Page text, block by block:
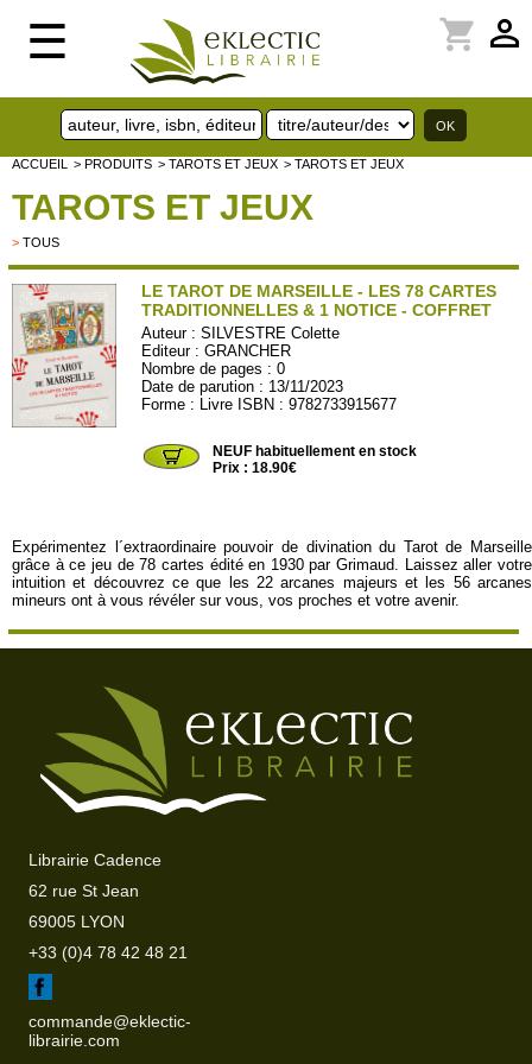
☰ perm_identity
shopping_cart
ACCUEIL > PRODUITS > TAROTS ET JEUX > TAROTS ET JEUX
TAROTS ET JEUX
> TOUS
LE TAROT DE MARSEILLE - LES 78 CARTES
TRADITIONNELLES & 1 NOTICE - COFFRET
Auteur :SILVESTRE Colette
Editeur :GRANCHER
Nombre de pages : 0
Date de parution : 13/11/2023
Forme : Livre ISBN : 9782733915677
NEUF habituellement en stock
Prix : 18.90€
Expérimentez l´extraordinaire pouvoir de divination du Tarot de Marseille
grâce à ce jeu de 78 cartes édité en 1930 par Grimaud. Laissez aller votre
intuition et découvrez ce que les 22 arcanes majeurs et les 56 arcanes
mineurs ont à vous révéler sur vous, vos proches et votre avenir.
Librairie Cadence
62 rue St Jean
69005 LYON
+33 (0)4 78 42 48 21
commande@eklectic-
librairie.com